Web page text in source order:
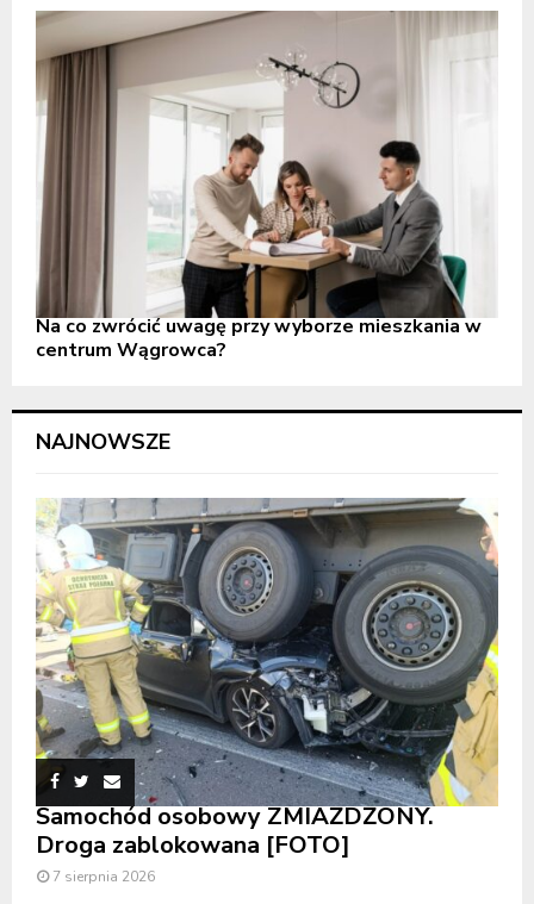
Na co zwrócić uwagę przy wyborze mieszkania w
centrum Wągrowca?
NAJNOWSZE
Samochód osobowy ZMIAŻDŻONY.
Droga zablokowana [FOTO]
7 sierpnia 2026